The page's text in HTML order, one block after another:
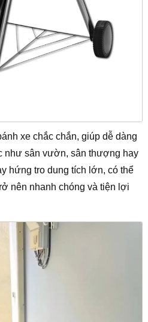
xe chắc chắn, giúp dễ dàng
như sân vườn, sân thượng hay
hứng tro dung tích lớn, có thể
nên nhanh chóng và tiện lợi